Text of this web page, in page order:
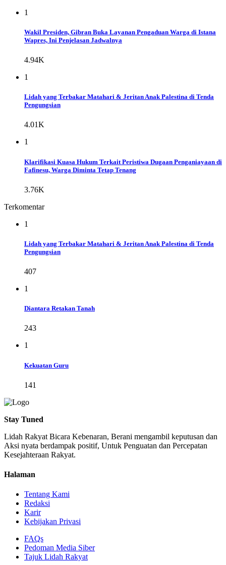
1
Wakil Presiden, Gibran Buka Layanan Pengaduan Warga di Istana
Wapres, Ini Penjelasan Jadwalnya
4.94K
1
Lidah yang Terbakar Matahari & Jeritan Anak Palestina di Tenda
Pengungsian
4.01K
1
Klarifikasi Kuasa Hukum Terkait Peristiwa Dugaan Penganiayaan di
Fafinesu, Warga Diminta Tetap Tenang
3.76K
Terkomentar
1
Lidah yang Terbakar Matahari & Jeritan Anak Palestina di Tenda
Pengungsian
407
1
Diantara Retakan Tanah
243
1
Kekuatan Guru
141
Stay Tuned
Lidah Rakyat Bicara Kebenaran, Berani mengambil keputusan dan
Aksi nyata berdampak positif, Untuk Penguatan dan Percepatan
Kesejahteraan Rakyat.
Halaman
Tentang Kami
Redaksi
Karir
Kebijakan Privasi
FAQs
Pedoman Media Siber
Tajuk Lidah Rakyat